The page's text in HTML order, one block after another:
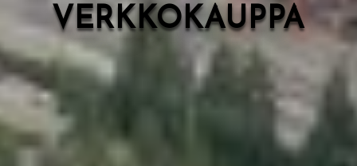
VERKKOKAUPPA